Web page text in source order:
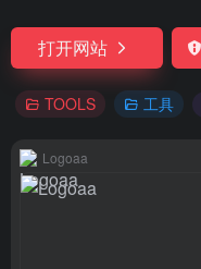
打开网站
TOOLS 工具
Logoaa